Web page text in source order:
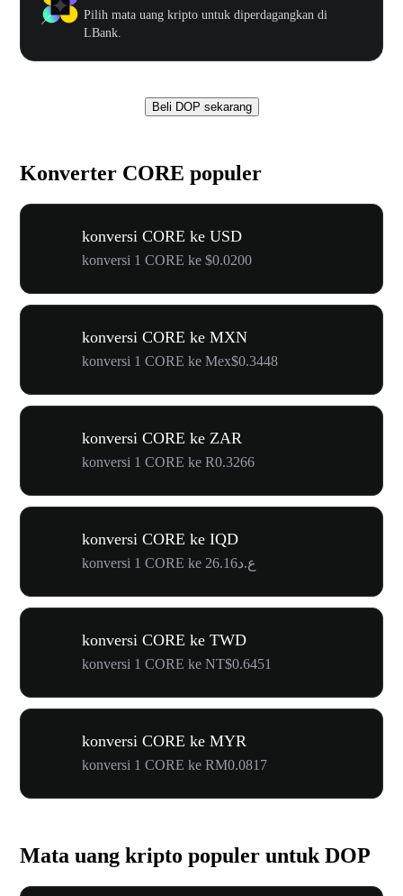
Pilih mata uang kripto untuk diperdagangkan di
LBank.
Beli DOP sekarang
Konverter CORE populer
konversi CORE ke USD
konversi 1 CORE ke $0.0200
konversi CORE ke MXN
konversi 1 CORE ke Mex$0.3448
konversi CORE ke ZAR
konversi 1 CORE ke R0.3266
konversi CORE ke IQD
konversi 1 CORE ke ع.د26.16
konversi CORE ke TWD
konversi 1 CORE ke NT$0.6451
konversi CORE ke MYR
konversi 1 CORE ke RM0.0817
Mata uang kripto populer untuk DOP